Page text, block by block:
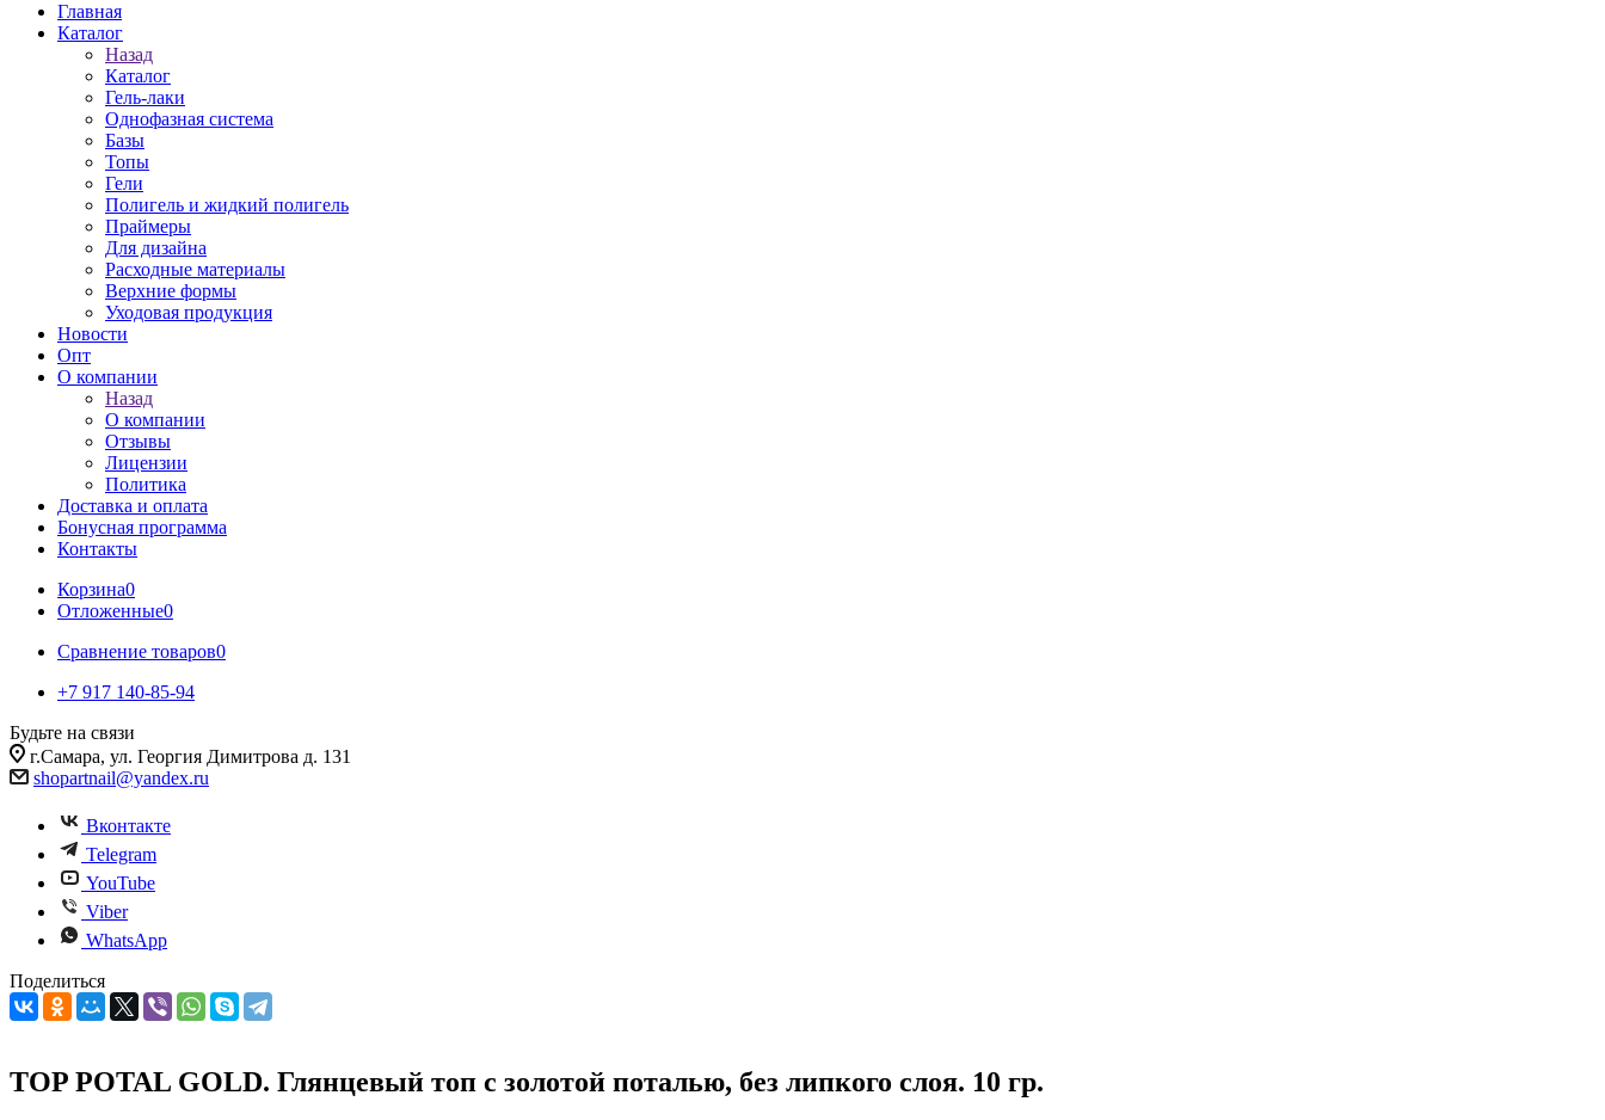
Главная
Каталог
Назад
Каталог
Гель-лаки
Однофазная система
Базы
Топы
Гели
Полигель и жидкий полигель
Праймеры
Для дизайна
Расходные материалы
Верхние формы
Уходовая продукция
Новости
Опт
О компании
Назад
О компании
Отзывы
Лицензии
Политика
Доставка и оплата
Бонусная программа
Контакты
Корзина0
Отложенные0
Сравнение товаров0
+7 917 140-85-94
Будьте на связи
г.Самара, ул. Георгия Димитрова д. 131
shopartnail@yandex.ru
Вконтакте
Telegram
YouTube
Viber
WhatsApp
Поделиться
ТОP POTAL GOLD. Глянцевый топ c золотой поталью, без липкого слоя. 10 гр.